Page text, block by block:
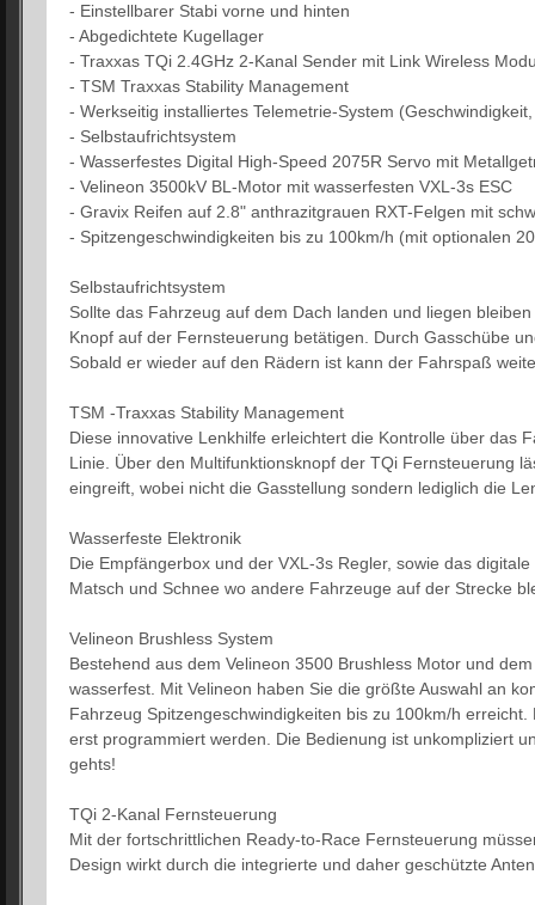
- Einstellbarer Stabi vorne und hinten
- Abgedichtete Kugellager
- Traxxas TQi 2.4GHz 2-Kanal Sender mit Link Wireless
- TSM Traxxas Stability Management
- Werkseitig installiertes Telemetrie-System
- Selbstaufrichtsystem
- Wasserfestes Digital High-Speed 2075R Servo mit
- Velineon 3500kV BL-Motor mit wasserfesten VXL-3s ESC
- Gravix Reifen auf 2.8" anthrazitgrauen RXT-Felgen mit
- Spitzengeschwindigkeiten bis zu 100km/h (mit optionalen
Selbstaufrichtsystem
Sollte das Fahrzeug auf dem Dach landen und liegen
Knopf auf der Fernsteuerung betätigen. Durch Gasschübe
Sobald er wieder auf den Rädern ist kann der Fahrspaß
TSM -Traxxas Stability Management
Diese innovative Lenkhilfe erleichtert die Kontrolle über das
Linie. Über den Multifunktionsknopf der TQi Fernsteuerung
eingreift, wobei nicht die Gasstellung sondern lediglich die
Wasserfeste Elektronik
Die Empfängerbox und der VXL-3s Regler, sowie das
Matsch und Schnee wo andere Fahrzeuge auf der Strecke
Velineon Brushless System
Bestehend aus dem Velineon 3500 Brushless Motor und
wasserfest. Mit Velineon haben Sie die größte Auswahl an
Fahrzeug Spitzengeschwindigkeiten bis zu 100km/h
erst programmiert werden. Die Bedienung ist unkompliziert
gehts!
TQi 2-Kanal Fernsteuerung
Mit der fortschrittlichen Ready-to-Race Fernsteuerung
Design wirkt durch die integrierte und daher geschützte